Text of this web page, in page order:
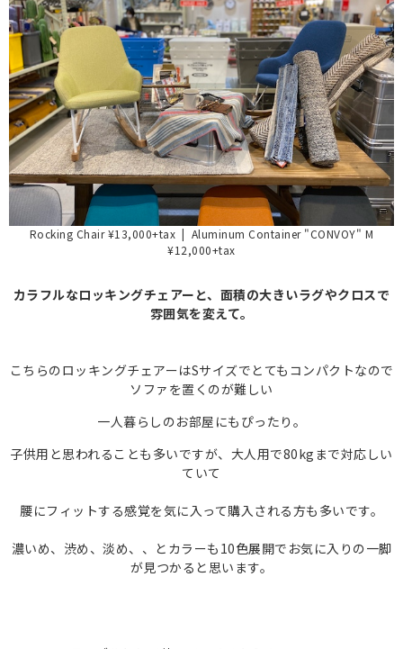
Rocking Chair ¥13,000+tax | Aluminum Container "CONVOY" M
¥12,000+tax
カラフルなロッキングチェアーと、面積の大きいラグやクロスで
雰囲気を変えて。
こちらのロッキングチェアーはSサイズでとてもコンパクトなので
ソファを置くのが難しい
一人暮らしのお部屋にもぴったり。
子供用と思われることも多いですが、大人用で80kgまで対応しい
ていて
腰にフィットする感覚を気に入って購入される方も多いです。
濃いめ、渋め、淡め、、とカラーも10色展開でお気に入りの一脚
が見つかると思います。